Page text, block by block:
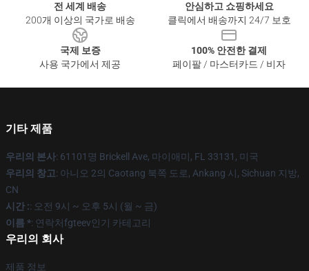
전 세계 배송
200개 이상의 국가로 배송
안심하고 쇼핑하세요
클릭에서 배송까지 24/7 보호
국제 보증
사용 국가에서 제공
100% 안전한 결제
페이팔 / 마스터카드 / 비자
기타 제품
우리의 본사: 61101명 Brickell Ave, 마이애미, FL 33131, 미국
우리의 창고: 아니오 2의 Caotang 북쪽 도로, Ankang 시, Sichuan 지방,
CN
시간 :: 오전 9시 ~ 오후 5시 (월 ~ 금)
이름 *: 연락처fgteev인기 카테고리
우리의 회사
제품 정보